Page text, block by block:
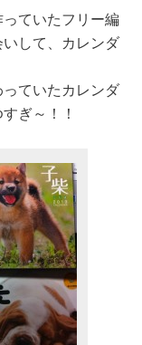
ていたフリー編
して、カレンダ
ていたカレンダ
ぎ～！！